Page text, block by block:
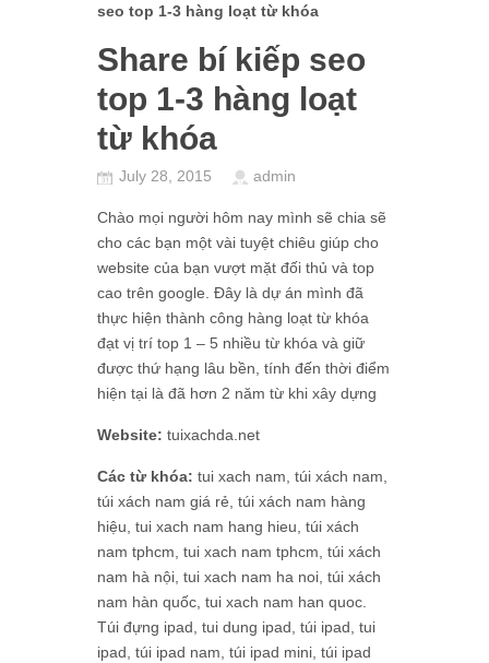
seo top 1-3 hàng loạt từ khóa
Share bí kiếp seo
top 1-3 hàng loạt
từ khóa
July 28, 2015 admin
Chào mọi người hôm nay mình sẽ chia sẽ
cho các bạn một vài tuyệt chiêu giúp cho
website của bạn vượt mặt đối thủ và top
cao trên google. Đây là dự án mình đã
thực hiện thành công hàng loạt từ khóa
đạt vị trí top 1 – 5 nhiều từ khóa và giữ
được thứ hạng lâu bền, tính đến thời điểm
hiện tại là đã hơn 2 năm từ khi xây dựng
Website: tuixachda.net
Các từ khóa: tui xach nam, túi xách nam,
túi xách nam giá rẻ, túi xách nam hàng
hiệu, tui xach nam hang hieu, túi xách
nam tphcm, tui xach nam tphcm, túi xách
nam hà nội, tui xach nam ha noi, túi xách
nam hàn quốc, tui xach nam han quoc.
Túi đựng ipad, tui dung ipad, túi ipad, tui
ipad, túi ipad nam, túi ipad mini, túi ipad